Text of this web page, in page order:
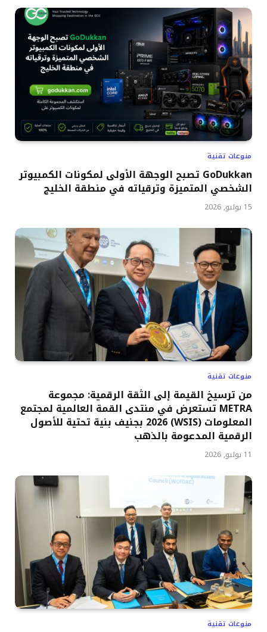
منوعات تقنية
GoDukkan تصبح الوجهة الأولى لمكونات الكمبيوتر
الشخصي المتميزة وترقياته في منطقة الخليج
15 يوليو, 2026
منوعات تقنية
من ترسيخ القيمة إلى الثقة الرقمية: مجموعة
METRA تستعرض في منتدى القمة العالمية لمجتمع
المعلومات (WSIS) 2026 بجنيف بنية تحتية للأصول
الرقمية المدعومة بالذهب
11 يوليو, 2026
منوعات تقنية